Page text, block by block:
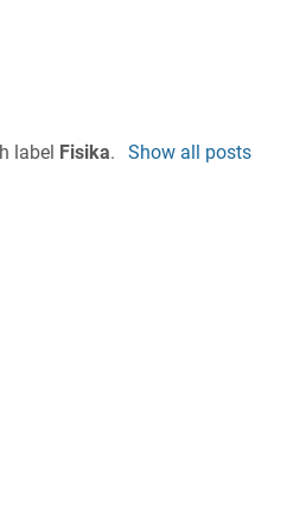
label Fisika. Show all posts